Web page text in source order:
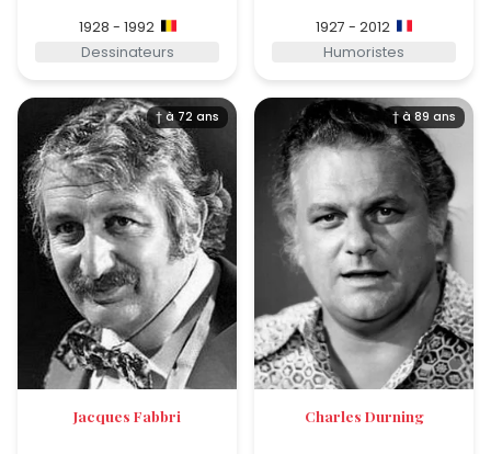
1928 - 1992
Dessinateurs
1927 - 2012
Humoristes
† à 72 ans
Jacques Fabbri
† à 89 ans
Charles Durning